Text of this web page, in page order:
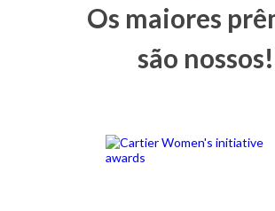
Os maiores
são nossos!